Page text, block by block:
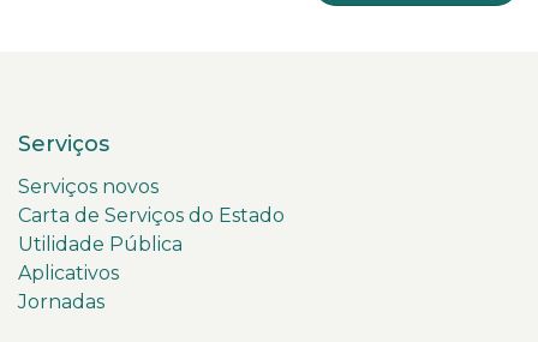
Serviços
Serviços novos
Carta de Serviços do Estado
Utilidade Pública
Aplicativos
Jornadas